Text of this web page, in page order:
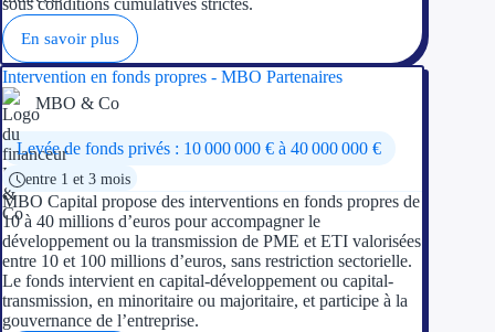
Simulateur d'éligibilité
Ouvrage
Territoires
sous conditions cumulatives strictes.
En savoir plus
Intervention en fonds propres - MBO Partenaires
MBO & Co
Levée de fonds privés : 10 000 000 € à 40 000 000 €
entre 1 et 3 mois
MBO Capital propose des interventions en fonds propres de
10 à 40 millions d’euros pour accompagner le
développement ou la transmission de PME et ETI valorisées
entre 10 et 100 millions d’euros, sans restriction sectorielle.
Le fonds intervient en capital-développement ou capital-
transmission, en minoritaire ou majoritaire, et participe à la
gouvernance de l’entreprise.